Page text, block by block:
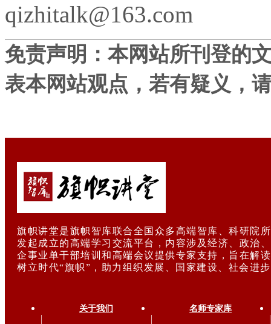
qizhitalk@163.com
免责声明：本网站所刊登的
表本网站观点，若有疑义，
旗帜讲堂是旗帜智库联合全国众多高端智库、科研院
发起成立的高端学习交流平台，内容涉及经济、政治
企事业单干部培训和高端会议提供专家支持，旨在解
树立时代“旗帜”，助力组织发展、国家建设、社会进
关于我们 名师专家库